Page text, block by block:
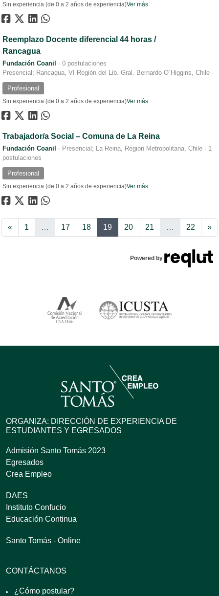
Sin experiencia (de 0 a 2 años de experiencia)Ver más
Reemplazo Docente diferencial 44 horas /
Rancagua
Fundación Coanil
·
Presencial; Rancagua, VI Región del Lib. Gral. Bernardo O´Higgins, Chile ·
0 postulaciones
Profesional
Sin experiencia (de 0 a 2 años de experiencia)Ver más
Trabajador/a Social – Comuna de La Reina
Fundación Coanil · Presencial; La Reina, Región Metropolitana, Chile · 1
postulaciones
Profesional
Sin experiencia (de 0 a 2 años de experiencia)Ver más
«Anterior
1 … 17 18 19 20 21 … 22 »
Powered by
ORGANIZA: DIRECCIÓN DE EXPERIENCIA DE
ESTUDIANTES Y EGRESADOS
Admisión Santo Tomás 2023
Egresados
Crea Empleo
DAES
Instituto Confucio
Educación Continua
Santo Tomás - Online
CONTÁCTANOS
¿Cómo postular?